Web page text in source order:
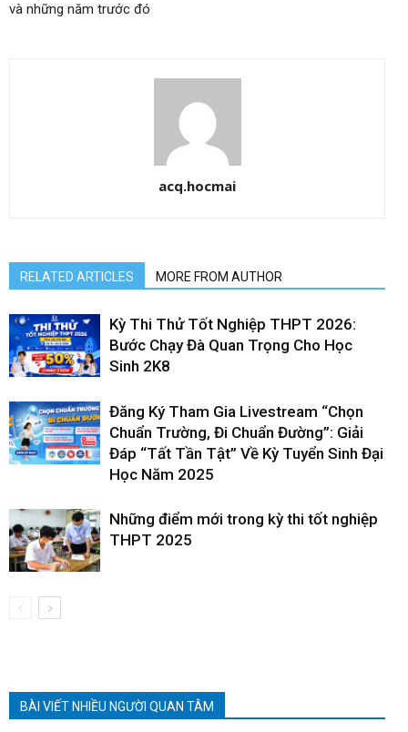
và những năm trước đó
acq.hocmai
RELATED ARTICLES MORE FROM AUTHOR
Kỳ Thi Thử Tốt Nghiệp THPT 2026:
Bước Chạy Đà Quan Trọng Cho Học
Sinh 2K8
Đăng Ký Tham Gia Livestream “Chọn
Chuẩn Trường, Đi Chuẩn Đường”: Giải
Đáp “Tất Tần Tật” Về Kỳ Tuyển Sinh Đại
Học Năm 2025
Những điểm mới trong kỳ thi tốt nghiệp
THPT 2025
BÀI VIẾT NHIỀU NGƯỜI QUAN TÂM